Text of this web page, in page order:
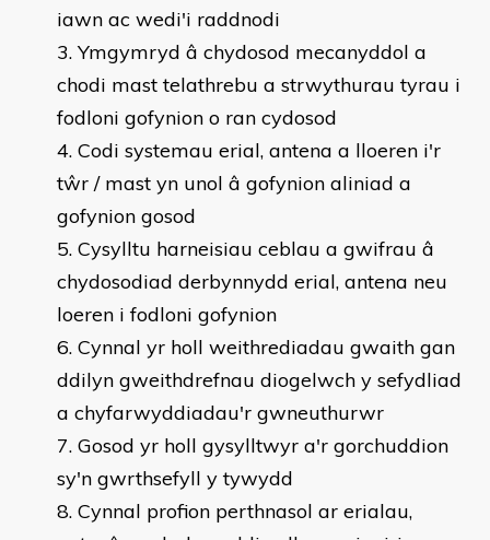
iawn ac wedi'i raddnodi
Ymgymryd â chydosod mecanyddol a
chodi mast telathrebu a strwythurau tyrau i
fodloni gofynion o ran cydosod
Codi systemau erial, antena a lloeren i'r
tŵr / mast yn unol â gofynion aliniad a
gofynion gosod
Cysylltu harneisiau ceblau a gwifrau â
chydosodiad derbynnydd erial, antena neu
loeren i fodloni gofynion
Cynnal yr holl weithrediadau gwaith gan
ddilyn gweithdrefnau diogelwch y sefydliad
a chyfarwyddiadau'r gwneuthurwr
Gosod yr holl gysylltwyr a'r gorchuddion
sy'n gwrthsefyll y tywydd
Cynnal profion perthnasol ar erialau,